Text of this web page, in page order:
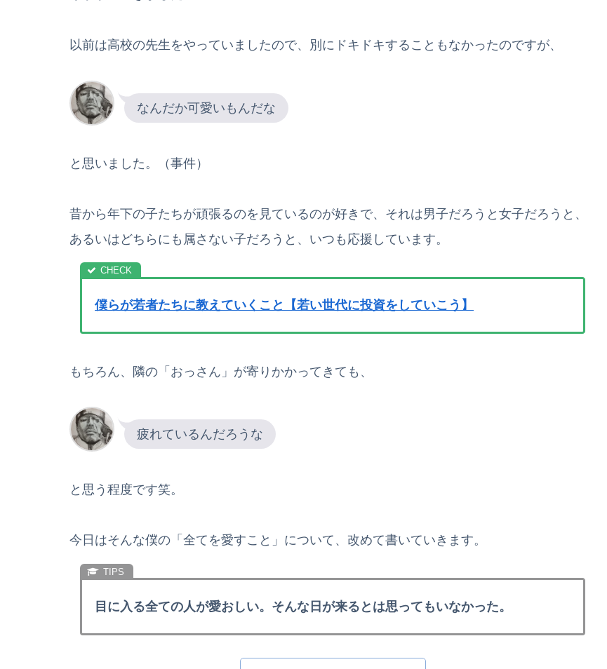
以前は高校の先生をやっていましたので、別にドキドキすることもなかったのですが、
なんだか可愛いもんだな
と思いました。（事件）
昔から年下の子たちが頑張るのを見ているのが好きで、それは男子だろうと女子だろうと、
あるいはどちらにも属さない子だろうと、いつも応援しています。
僕らが若者たちに教えていくこと【若い世代に投資をしていこう】
もちろん、隣の「おっさん」が寄りかかってきても、
疲れているんだろうな
と思う程度です笑。
今日はそんな僕の「全てを愛すこと」について、改めて書いていきます。
目に入る全ての人が愛おしい。そんな日が来るとは思ってもいなかった。